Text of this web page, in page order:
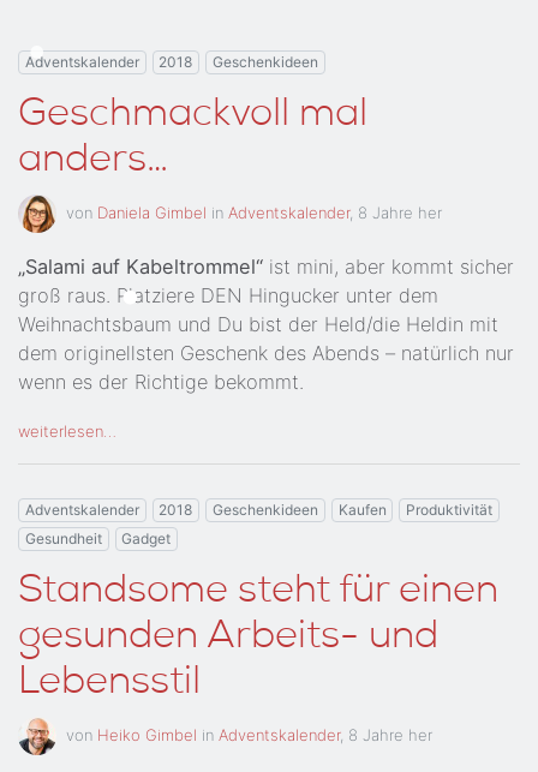
Adventskalender 2018 Geschenkideen
Geschmackvoll mal
anders…
von Daniela Gimbel in Adventskalender, 8 Jahre her
„Salami auf Kabeltrommel“ ist mini, aber kommt sicher
groß raus. Platziere DEN Hingucker unter dem
Weihnachtsbaum und Du bist der Held/die Heldin mit
dem originellsten Geschenk des Abends – natürlich nur
wenn es der Richtige bekommt.
weiterlesen…
Adventskalender 2018 Geschenkideen Kaufen
Produktivität
Gesundheit
Gadget
Standsome steht für einen
gesunden Arbeits- und
Lebensstil
von Heiko Gimbel in Adventskalender, 8 Jahre her